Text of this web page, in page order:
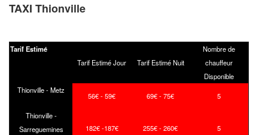
TAXI Thionville
Tarif Estimé
Tarif Estimé Jour
Tarif Estimé Nuit
Nombre de
chauffeur
Disponible
Thionville - Metz
56€ - 59€ 69€ - 75€ 5
Thionville -
Sarreguemines
182€ -187€ 255€ - 260€ 5